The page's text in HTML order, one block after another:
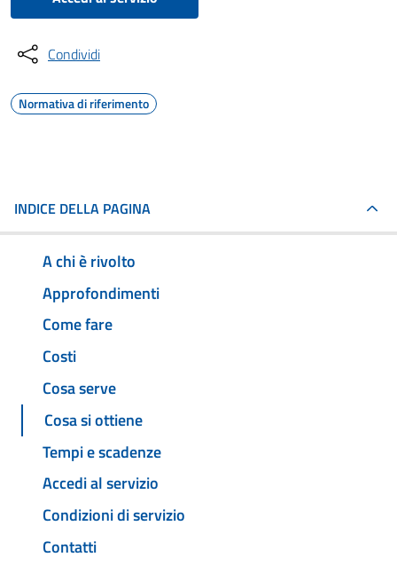
Condividi
Normativa di riferimento
INDICE DELLA PAGINA
A chi è rivolto
Approfondimenti
Come fare
Costi
Cosa serve
Cosa si ottiene
Tempi e scadenze
Accedi al servizio
Condizioni di servizio
Contatti